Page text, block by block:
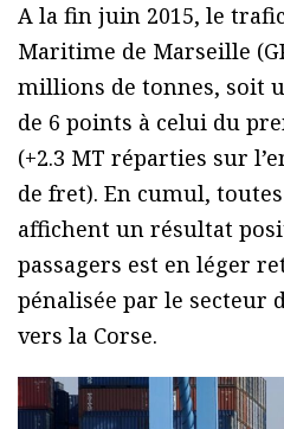
A la fin juin 2015, le
Maritime de Marseille
millions de tonnes, soit
de 6 points à celui du
(+2.3 MT réparties sur
de fret). En cumul,
affichent un résultat
passagers est en léger
pénalisée par le secteur
vers la Corse.